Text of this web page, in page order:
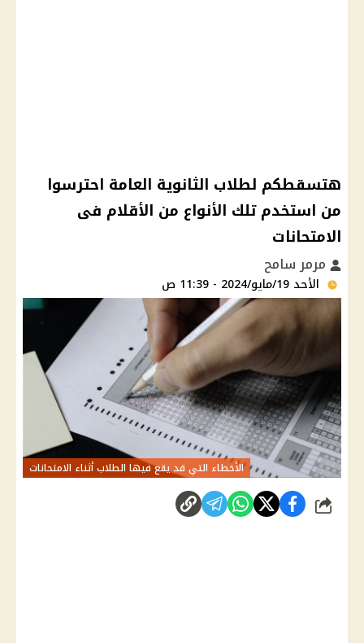
هتسقطكم لطلاب الثانوية العامة احترسوا
من استخدم تلك الأنواع من الأقلام فى
الامتحانات
مرمر سامح
الأحد 19/مايو/2024 - 11:39 ص
الأخطاء التي قد يقع فيها الطلاب أثناء الامتحانات
شارك